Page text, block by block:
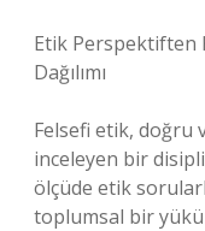
Etik Perspektiften
Dağılımı
Felsefi etik, doğru
inceleyen bir
ölçüde etik
toplumsal bir